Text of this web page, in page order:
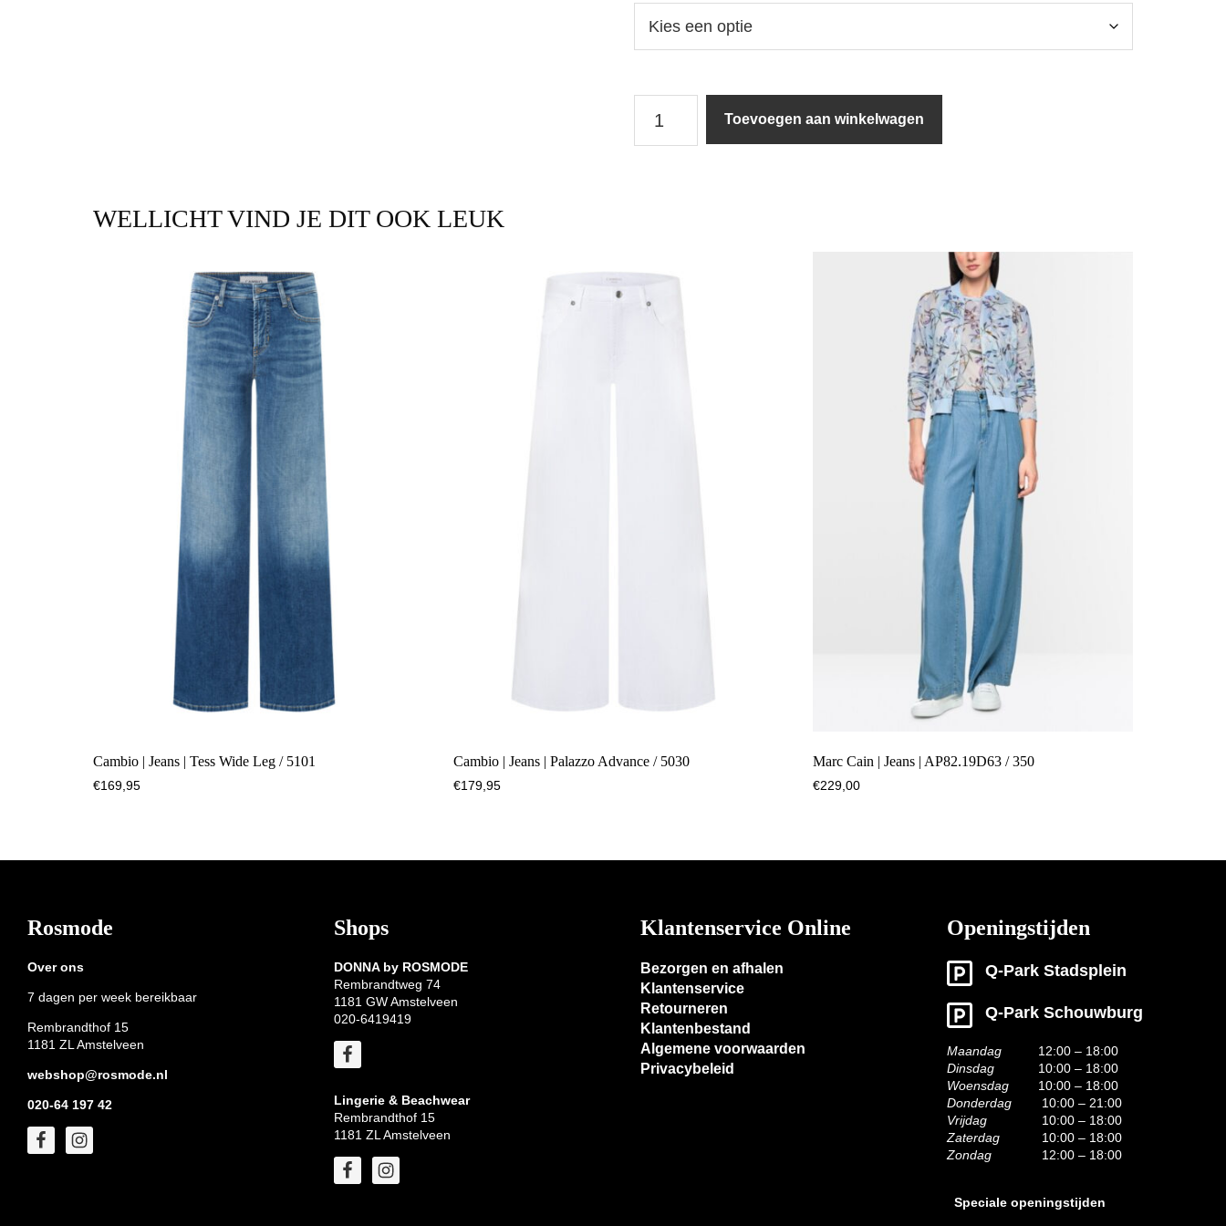
Broek
Toevoegen aan winkelwagen
WELLICHT VIND JE DIT OOK LEUK
Cambio | Jeans | Tess Wide Leg / 5101
€169,95
Cambio | Jeans | Palazzo Advance / 5030
€179,95
Marc Cain | Jeans | AP82.19D63 / 350
€229,00
Footer
Rosmode
Over ons
7 dagen per week bereikbaar
Rembrandthof 15
1181 ZL Amstelveen
webshop@rosmode.nl
020-64 197 42
Shops
DONNA by ROSMODE
Rembrandtweg 74
1181 GW Amstelveen
020-6419419
Lingerie & Beachwear
Rembrandthof 15
1181 ZL Amstelveen
Klantenservice Online
Bezorgen en afhalen
Klantenservice
Retourneren
Klantenbestand
Algemene voorwaarden
Privacybeleid
Openingstijden
Q-Park Stadsplein
Q-Park Schouwburg
Maandag
12:00 – 18:00
Dinsdag
10:00 – 18:00
Woensdag
10:00 – 18:00
Donderdag
10:00 – 21:00
Vrijdag
10:00 – 18:00
Zaterdag
10:00 – 18:00
Zondag
12:00 – 18:00
Speciale openingstijden